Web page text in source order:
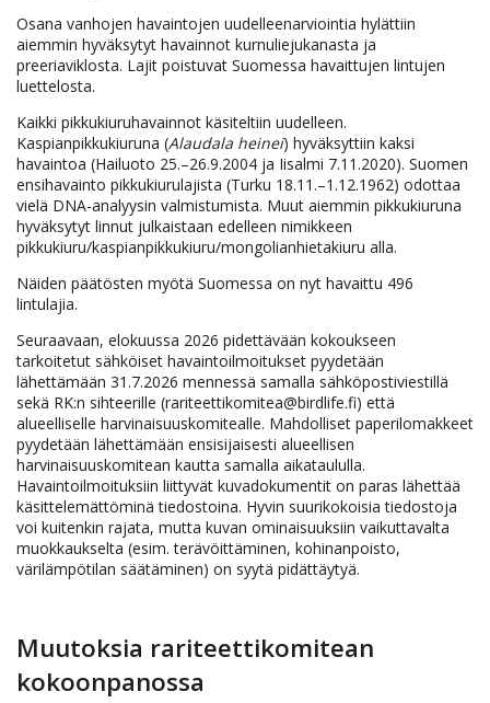
Osana vanhojen havaintojen uudelleenarviointia hylättiin
aiemmin hyväksytyt havainnot kurnuliejukanasta ja
preeriaviklosta. Lajit poistuvat Suomessa havaittujen lintujen
luettelosta.
Kaikki pikkukiuruhavainnot käsiteltiin uudelleen.
Kaspianpikkukiuruna (Alaudala heinei) hyväksyttiin kaksi
havaintoa (Hailuoto 25.–26.9.2004 ja Iisalmi 7.11.2020). Suomen
ensihavainto pikkukiurulajista (Turku 18.11.–1.12.1962) odottaa
vielä DNA-analyysin valmistumista. Muut aiemmin pikkukiuruna
hyväksytyt linnut julkaistaan edelleen nimikkeen
pikkukiuru/kaspianpikkukiuru/mongolianhietakiuru alla.
Näiden päätösten myötä Suomessa on nyt havaittu 496
lintulajia.
Seuraavaan, elokuussa 2026 pidettävään kokoukseen
tarkoitetut sähköiset havaintoilmoitukset pyydetään
lähettämään 31.7.2026 mennessä samalla sähköpostiviestillä
sekä RK:n sihteerille (rariteettikomitea@birdlife.fi) että
alueelliselle harvinaisuuskomitealle. Mahdolliset paperilomakkeet
pyydetään lähettämään ensisijaisesti alueellisen
harvinaisuuskomitean kautta samalla aikataululla.
Havaintoilmoituksiin liittyvät kuvadokumentit on paras lähettää
käsittelemättöminä tiedostoina. Hyvin suurikokoisia tiedostoja
voi kuitenkin rajata, mutta kuvan ominaisuuksiin vaikuttavalta
muokkaukselta (esim. terävöittäminen, kohinanpoisto,
värilämpötilan säätäminen) on syytä pidättäytyä.
Muutoksia rariteettikomitean
kokoonpanossa